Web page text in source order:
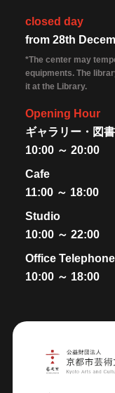
closed day
from 28th
*The center may
equipments. The
it at the Library.
Opening Hour
ギャラリー・図
10:00 ～ 20:00
Cafe
11:00 ～ 18:00
Studio
10:00 ～ 22:00
Office
10:00 ～ 18:00